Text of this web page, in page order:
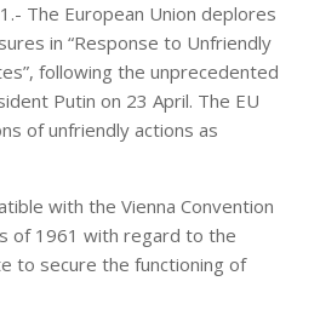
The European Union deplores
in “Response to Unfriendly
following the unprecedented
Putin on 23 April. The EU
of unfriendly actions as
with the Vienna Convention
of 1961 with regard to the
to secure the functioning of